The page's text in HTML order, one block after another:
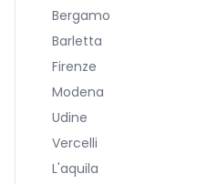
Bergamo
Barletta
Firenze
Modena
Udine
Vercelli
L'aquila